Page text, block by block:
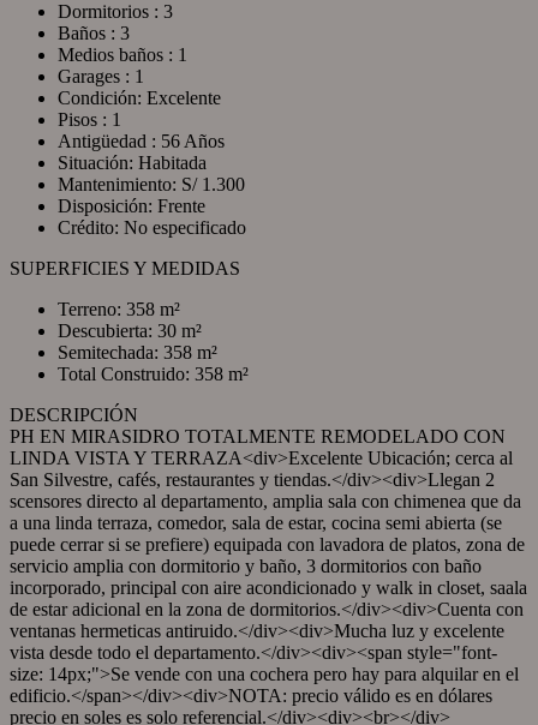
Dormitorios : 3
Baños : 3
Medios baños : 1
Garages : 1
Condición: Excelente
Pisos : 1
Antigüedad : 56 Años
Situación: Habitada
Mantenimiento: S/ 1.300
Disposición: Frente
Crédito: No especificado
SUPERFICIES Y MEDIDAS
Terreno: 358 m²
Descubierta: 30 m²
Semitechada: 358 m²
Total Construido: 358 m²
DESCRIPCIÓN
PH EN MIRASIDRO TOTALMENTE REMODELADO CON
LINDA VISTA Y TERRAZA<div>Excelente Ubicación; cerca al
San Silvestre, cafés, restaurantes y tiendas.</div><div>Llegan 2
scensores directo al departamento, amplia sala con chimenea que da
a una linda terraza, comedor, sala de estar, cocina semi abierta (se
puede cerrar si se prefiere) equipada con lavadora de platos, zona de
servicio amplia con dormitorio y baño, 3 dormitorios con baño
incorporado, principal con aire acondicionado y walk in closet, saala
de estar adicional en la zona de dormitorios.</div><div>Cuenta con
ventanas hermeticas antiruido.</div><div>Mucha luz y excelente
vista desde todo el departamento.</div><div><span style="font-
size: 14px;">Se vende con una cochera pero hay para alquilar en el
edificio.</span></div><div>NOTA: precio válido es en dólares
precio en soles es solo referencial.</div><div><br></div>